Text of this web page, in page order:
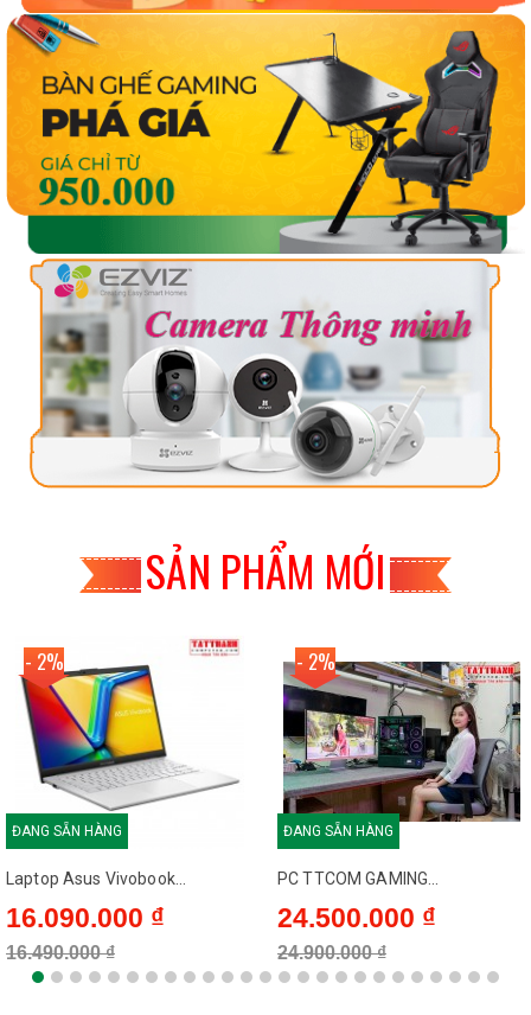
SẢN PHẨM MỚI
- 2%
ĐANG SẴN HÀNG
Laptop Asus Vivobook...
16.090.000 ₫
16.490.000 ₫
- 2%
ĐANG SẴN HÀNG
PC TTCOM GAMING...
24.500.000 ₫
24.900.000 ₫